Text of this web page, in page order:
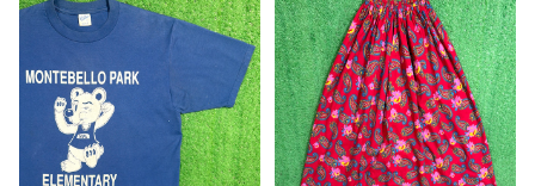
アクセサリー / グッズ